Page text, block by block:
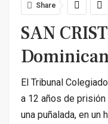
Share
SAN
El Tribunal
a 12 años de
una puñalada, en un